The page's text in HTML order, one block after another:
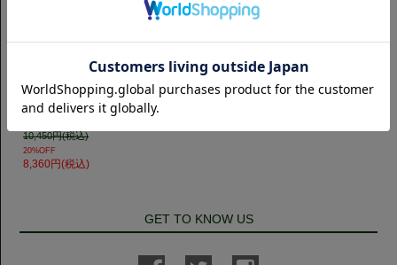
【LEGGIUNO】Horizontal 120番
手双糸 ブロード｜ロンドンストラ
10,450円(税込)
20%OFF
8,360円(税込)
GET TO KNOW US